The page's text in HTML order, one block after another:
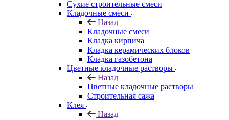
Сухие строительные смеси
Кладочные смеси
Назад
Кладочные смеси
Кладка кирпича
Кладка керамических блоков
Кладка газобетона
Цветные кладочные растворы
Назад
Цветные кладочные растворы
Строительная сажа
Клея
Назад